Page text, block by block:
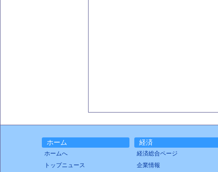
ホーム
ホームへ
トップニュース
経済
経済総合ページ
企業情報